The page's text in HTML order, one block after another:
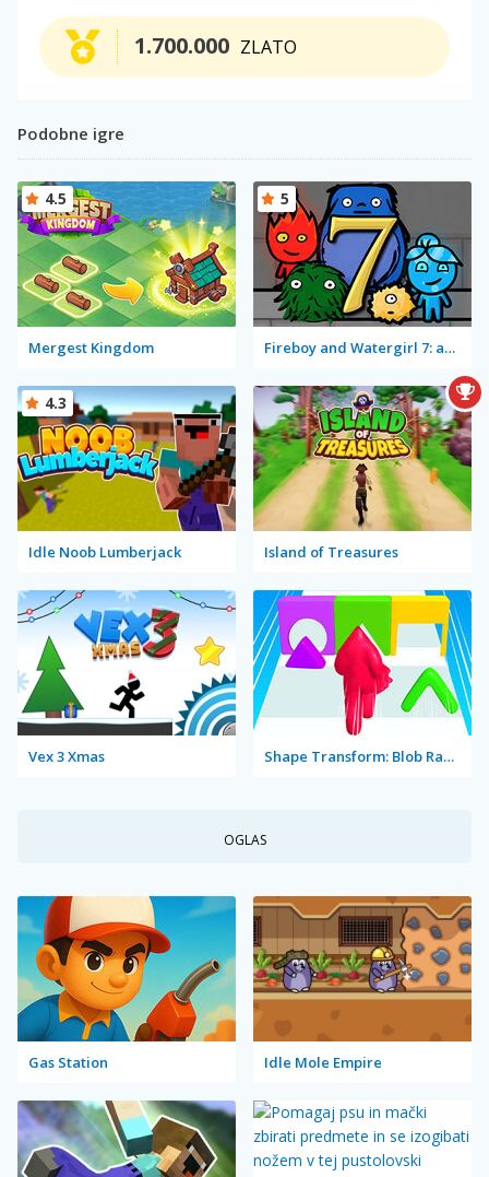
ZLATO
1.700.000
Podobne igre
Mergest Kingdom
4.5
Fireboy and Watergirl 7: and Friends
5
Idle Noob Lumberjack
4.3
Island of Treasures
Vex 3 Xmas Shape Transform: Blob Racing
OGLAS
Gas Station Idle Mole Empire